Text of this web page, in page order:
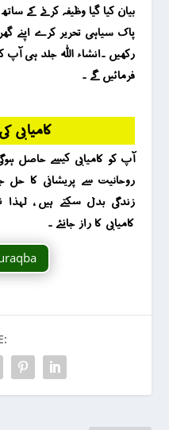
بیان کیا گیا وظیفہ کرنے کے
پاک سیاہی تحریر کرے اپنے
رکھیں ۔انشاء اللہ جلد ہی آپ
فرمائیں گے ۔
کامیابی
آپ کو کامیابی کیسے حاصل
زندگی بدل سکتے ہیں ، لہذا
کامیابی کا راز جانئے ۔